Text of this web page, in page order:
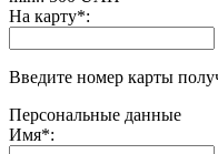
На карту*:
Введите номер карты
Персональные данные
Имя*: